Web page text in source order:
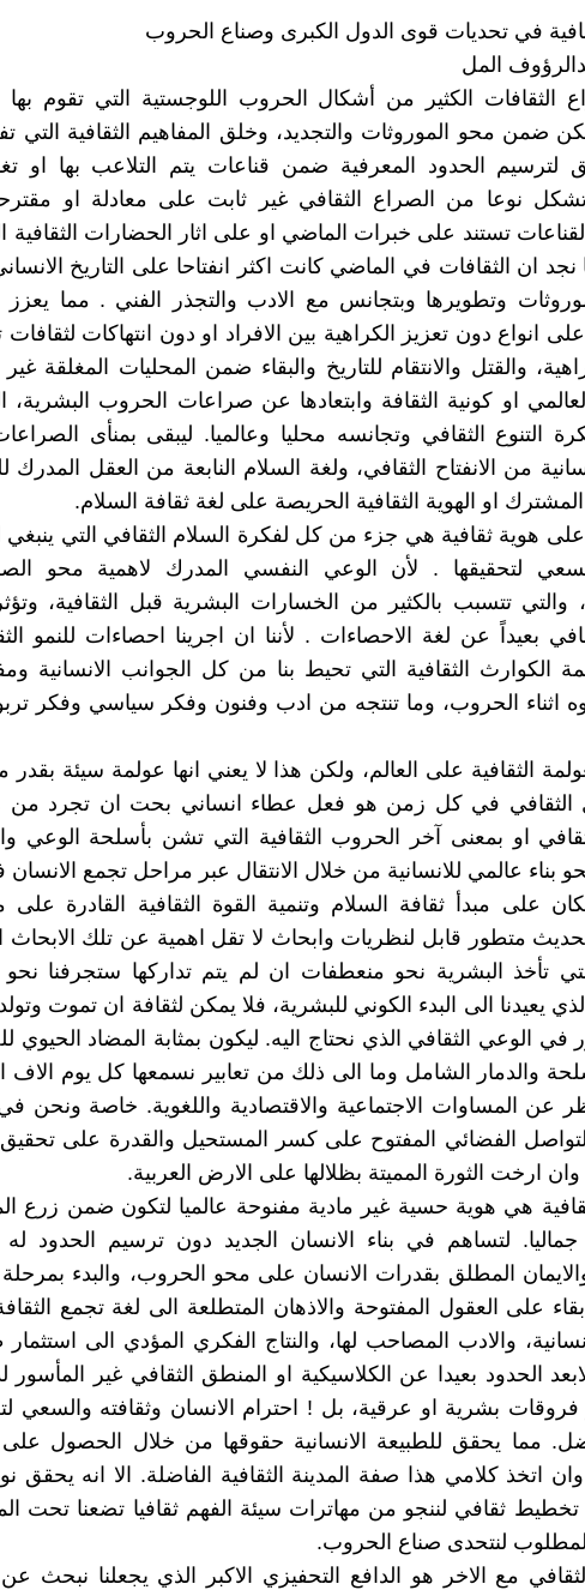
في تحديات قوى الدول الكبرى وصناع الحروب
المل
الثقافات الكثير من أشكال الحروب اللوجستية التي تقوم
ضمن محو الموروثات والتجديد، وخلق المفاهيم الثقافية التي
لترسيم الحدود المعرفية ضمن قناعات يتم التلاعب بها او
نوعا من الصراع الثقافي غير ثابت على معادلة او
تستند على خبرات الماضي او على اثار الحضارات الثقافية
نجد ان الثقافات في الماضي كانت اكثر انفتاحا على التاريخ
وتطويرها وبتجانس مع الادب والتجذر الفني . مما يعزز
على انواع دون تعزيز الكراهية بين الافراد او دون انتهاكات
والقتل والانتقام للتاريخ والبقاء ضمن المحليات المغلقة غير
العالمي او كونية الثقافة وابتعادها عن صراعات الحروب البشرية،
التنوع الثقافي وتجانسه محليا وعالميا. ليبقى بمنأى
من الانفتاح الثقافي، ولغة السلام النابعة من العقل المدرك
المشترك او الهوية الثقافية الحريصة على لغة ثقافة السلام.
هوية ثقافية هي جزء من كل لفكرة السلام الثقافي التي ينبغي
لتحقيقها . لأن الوعي النفسي المدرك لاهمية محو
والتي تتسبب بالكثير من الخسارات البشرية قبل الثقافية،
بعيداً عن لغة الاحصاءات . لأننا ان اجرينا احصاءات للنمو
الكوارث الثقافية التي تحيط بنا من كل الجوانب الانسانية
اثناء الحروب، وما تنتجه من ادب وفنون وفكر سياسي وفكر
الثقافية على العالم، ولكن هذا لا يعني انها عولمة سيئة بقدر
الثقافي في كل زمن هو فعل عطاء انساني بحت ان تجرد من
او بمعنى آخر الحروب الثقافية التي تشن بأسلحة الوعي
بناء عالمي للانسانية من خلال الانتقال عبر مراحل تجمع
على مبدأ ثقافة السلام وتنمية القوة الثقافية القادرة على
متطور قابل لنظريات وابحاث لا تقل اهمية عن تلك الابحاث
التي تأخذ البشرية نحو منعطفات ان لم يتم تداركها ستجرفنا نحو
يعيدنا الى البدء الكوني للبشرية، فلا يمكن لثقافة ان تموت
في الوعي الثقافي الذي نحتاج اليه. ليكون بمثابة المضاد الحيوي
والدمار الشامل وما الى ذلك من تعابير نسمعها كل يوم الاف
عن المساوات الاجتماعية والاقتصادية واللغوية. خاصة ونحن
الفضائي المفتوح على كسر المستحيل والقدرة على تحقيق
وان ارخت الثورة المميتة بظلالها على الارض العربية.
هي هوية حسية غير مادية مفنوحة عالميا لتكون ضمن زرع
جماليا. لتساهم في بناء الانسان الجديد دون ترسيم الحدود
والايمان المطلق بقدرات الانسان على محو الحروب، والبدء بمرحلة
على العقول المفتوحة والاذهان المتطلعة الى لغة تجمع
والادب المصاحب لها، والنتاج الفكري المؤدي الى
الحدود بعيدا عن الكلاسيكية او المنطق الثقافي غير المأسور
فروقات بشرية او عرقية، بل ! احترام الانسان وثقافته والسعي
مما يحقق للطبيعة الانسانية حقوقها من خلال الحصول على
وان اتخذ كلامي هذا صفة المدينة الثقافية الفاضلة. الا انه يحقق
ثقافي لننجو من مهاترات سيئة الفهم ثقافيا تضعنا تحت
المطلوب لنتحدى صناع الحروب.
الثقافي مع الاخر هو الدافع التحفيزي الاكبر الذي يجعلنا نبحث